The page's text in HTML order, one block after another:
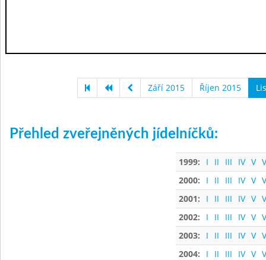
Září 2015 Říjen 2015
Přehled zveřejněných jídelníčků:
1999: I II III IV V
2000:
I II III IV V
2001:
I II III IV V
2002:
I II III IV V
2003:
I II III IV V
2004:
I II III IV V